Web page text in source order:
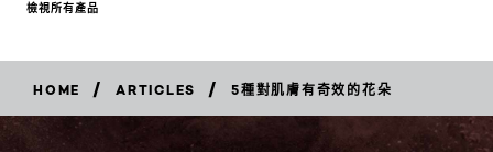
檢視所有產品
HOME / ARTICLES / 5種對肌膚有奇效的花朵